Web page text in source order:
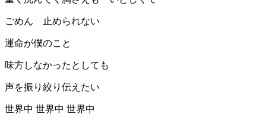
ごめん 止められない
運命が僕のこと
味方しなかったとしても
声を振り絞り伝えたい
世界中 世界中 世界中